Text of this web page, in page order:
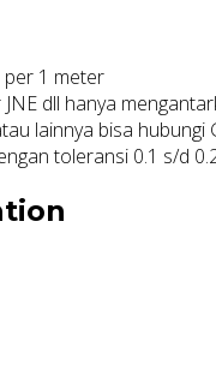
1 meter
dll hanya
lainnya bisa
toleransi 0.1 s/d